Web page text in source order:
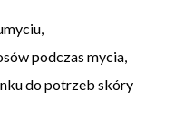
podczas mycia,
do potrzeb skóry